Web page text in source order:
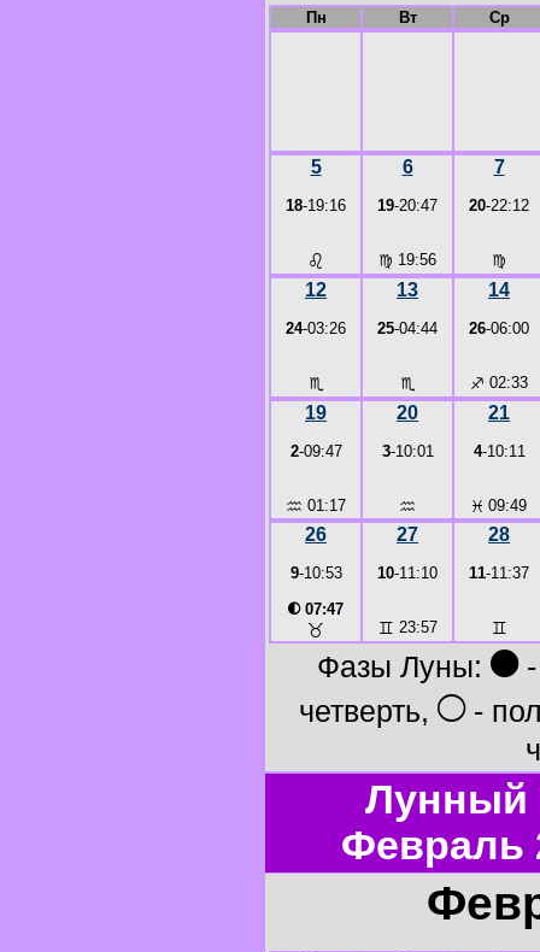
Пн Вт Ср
5
18-19:16
♌
6
19-20:47
♍ 19:56
7
20-22:12
♍
12
24-03:26
♏
13
25-04:44
♏
14
26-06:00
♐ 02:33
19
2-09:47
♒ 01:17
20
3-10:01
♒
21
4-10:11
♓ 09:49
26
9-10:53
◐07:47
♉
27
10-11:10
♊ 23:57
28
11-11:37
♊
Фазы Луны: ●-
четверть, ○-
Лунный
Февраль